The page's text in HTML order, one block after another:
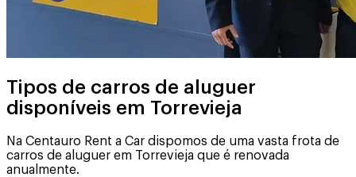
Tipos de carros de aluguer
disponíveis em Torrevieja
Na Centauro Rent a Car dispomos de uma vasta frota de
carros de aluguer em Torrevieja que é renovada
anualmente.